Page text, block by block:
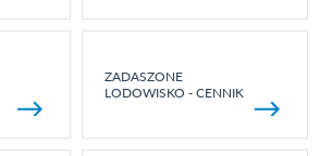
ZADASZONE
LODOWISKO - CENNIK